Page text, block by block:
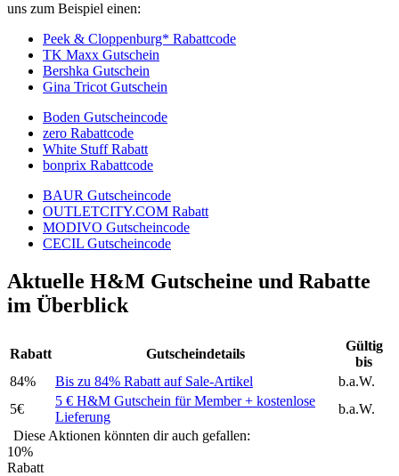
uns zum Beispiel einen:
Peek & Cloppenburg* Rabattcode
TK Maxx Gutschein
Bershka Gutschein
Gina Tricot Gutschein
Boden Gutscheincode
zero Rabattcode
White Stuff Rabatt
bonprix Rabattcode
BAUR Gutscheincode
OUTLETCITY.COM Rabatt
MODIVO Gutscheincode
CECIL Gutscheincode
Aktuelle H&M Gutscheine und Rabatte
im Überblick
Rabatt Gutscheindetails
Gültig
bis
84%
Bis zu 84% Rabatt auf Sale-Artikel
b.a.W.
5€
5 € H&M Gutschein für Member + kostenlose
Lieferung
b.a.W.
Diese Aktionen könnten dir auch gefallen:
10%
Rabatt